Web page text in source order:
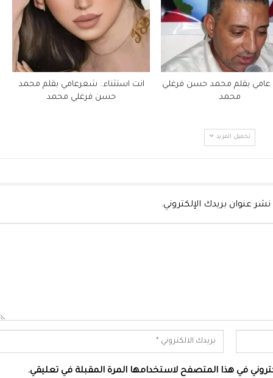
عامي بقلم محمد حسن فرغلي
محمد
انت استثناء.. شعرعامي بقلم محمد
حسن فرغلي محمد
تحميل المزيد
عنوان بريدك الإلكتروني.
في هذا المتصفح لاستخدامها المرة المقبلة في تعليقي.